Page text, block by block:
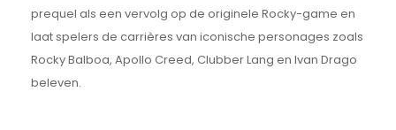
prequel als een vervolg op de originele Rocky-game en
laat spelers de carrières van iconische personages zoals
Rocky Balboa, Apollo Creed, Clubber Lang en Ivan Drago
beleven.